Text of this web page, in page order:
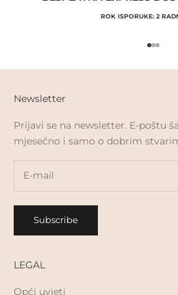
ROK ISPORUKE: 2
Go to
Go to
Go
Newsletter
Prijavi se na newsletter. E-poštu
mjesečno i samo o dobrim
Subscribe
LEGAL
Opći uvjeti